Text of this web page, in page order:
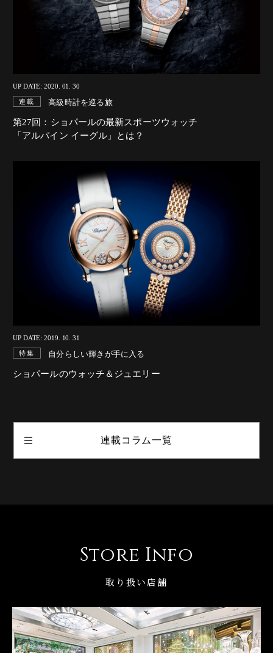
UP DATE: 2020. 01. 30
連載 高級時計を巡る旅
第27回：ショパールの最新スポーツウォッチ
「アルパイン イーグル」とは？
UP DATE: 2019. 10. 31
特集 自分らしい輝きが手に入る
ショパールのウォッチ＆ジュエリー
連載コラム一覧
Store Info
取り扱い店舗